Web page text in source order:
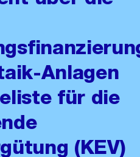
Anlagen
für die
(KEV)